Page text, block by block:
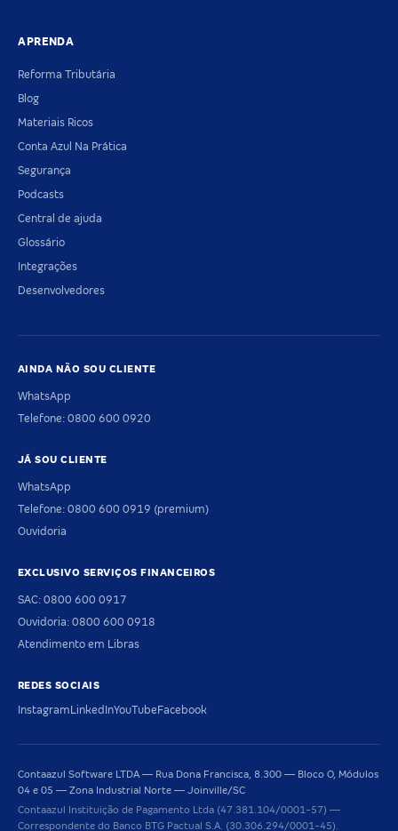
APRENDA
Reforma Tributária
Blog
Materiais Ricos
Conta Azul Na Prática
Segurança
Podcasts
Central de ajuda
Glossário
Integrações
Desenvolvedores
AINDA NÃO SOU CLIENTE
WhatsApp
Telefone: 0800 600 0920
JÁ SOU CLIENTE
WhatsApp
Telefone: 0800 600 0919 (premium)
Ouvidoria
EXCLUSIVO SERVIÇOS FINANCEIROS
SAC: 0800 600 0917
Ouvidoria: 0800 600 0918
Atendimento em Libras
REDES SOCIAIS
InstagramLinkedInYouTubeFacebook
Contaazul Software LTDA — Rua Dona Francisca, 8.300 — Bloco O, Módulos
04 e 05 — Zona Industrial Norte — Joinville/SC
Contaazul Instituição de Pagamento Ltda (47.381.104/0001-57) —
Correspondente do Banco BTG Pactual S.A. (30.306.294/0001-45).